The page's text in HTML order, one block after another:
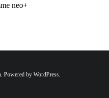
neo+
by WordPress.